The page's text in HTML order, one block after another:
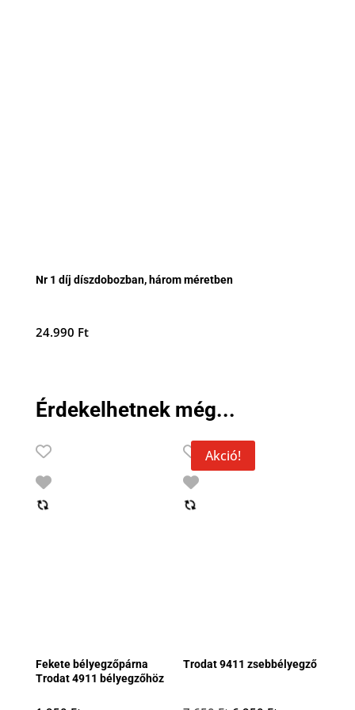
Nr 1 díj díszdobozban, három méretben
24.990 Ft
Érdekelhetnek még...
Fekete bélyegzőpárna
Trodat 4911 bélyegzőhöz
Akció!
Trodat 9411 zsebbélyegző